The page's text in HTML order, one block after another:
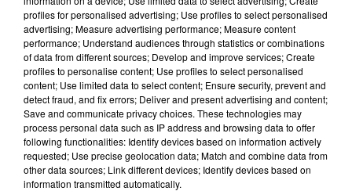
INCENDIES : 184 PERSONNES INTERPELLÉES DEPUIS DÉBUT
JUILLET, DES...
profiles for personalised advertising; Use profiles to select personalised
advertising; Measure advertising performance; Measure content
performance; Understand audiences through statistics or combinations
of data from different sources; Develop and improve services; Create
profiles to personalise content; Use profiles to select personalised
content; Use limited data to select content; Ensure security, prevent and
detect fraud, and fix errors; Deliver and present advertising and content;
Save and communicate privacy choices. These technologies may
process personal data such as IP address and browsing data to offer
following functionalities: Identify devices based on information actively
requested; Use precise geolocation data; Match and combine data from
other data sources; Link different devices; Identify devices based on
information transmitted automatically.